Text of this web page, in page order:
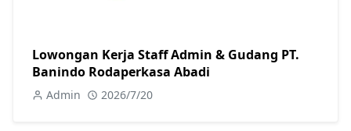
Lowongan Kerja Staff Admin & Gudang PT.
Banindo Rodaperkasa Abadi
Admin 2026/7/20